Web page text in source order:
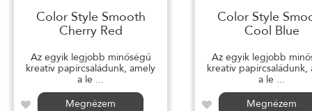
Color Style Smooth
Cherry Red
Az egyik legjobb minőségű
kreatív papírcsaládunk, amely
a le ...
Megnézem
Color Style
Cool Blue
Az egyik legjobb
kreatív papírcsaládunk,
a le ...
Megnézem